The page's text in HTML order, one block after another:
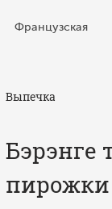
Французская
Выпечка
Бэрэнге
пирожки